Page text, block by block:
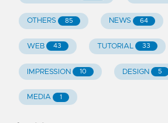
OTHERS 85 NEWS 64
WEB 43 TUTORIAL 33
IMPRESSION 10 DESIGN 5
MEDIA 1